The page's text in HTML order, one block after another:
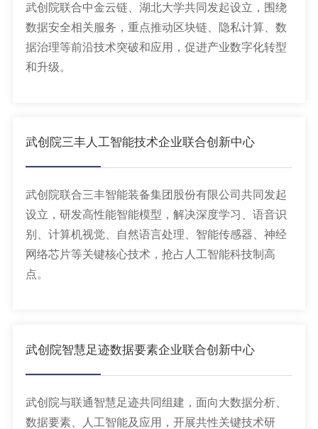
武创院联合中金云链、湖北大学共同发起设立，围绕
数据安全相关服务，重点推动区块链、隐私计算、数
据治理等前沿技术突破和应用，促进产业数字化转型
和升级。
武创院三丰人工智能技术企业联合创新中心
武创院联合三丰智能装备集团股份有限公司共同发起
设立，研发高性能智能模型，解决深度学习、语音识
别、计算机视觉、自然语言处理、智能传感器、神经
网络芯片等关键核心技术，抢占人工智能科技制高
点。
武创院智慧足迹数据要素企业联合创新中心
武创院与联通智慧足迹共同组建，面向大数据分析、
数据要素、人工智能及应用，开展共性关键技术研